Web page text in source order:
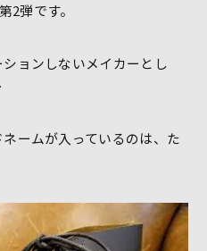
2弾です。
ョンしないメイカーとし
ームが入っているのは、た